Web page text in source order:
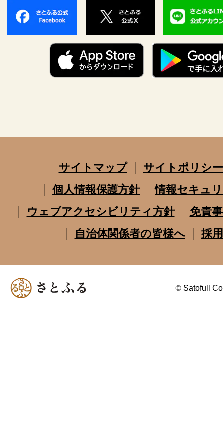
サイトマップ
サイトポリシー
個人情報保護方針
情報セキュ
ウェブアクセシビリティ方針
免責
自治体関係者の皆様へ
採
© Satofull